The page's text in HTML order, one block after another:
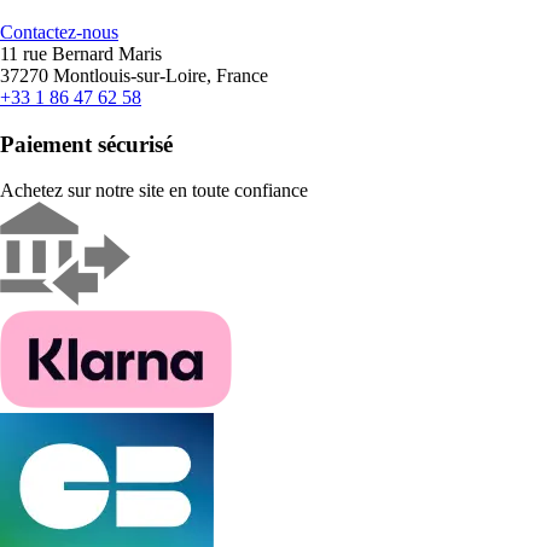
Contactez-nous
11 rue Bernard Maris
37270 Montlouis-sur-Loire, France
+33 1 86 47 62 58
Paiement sécurisé
Achetez sur notre site en toute confiance